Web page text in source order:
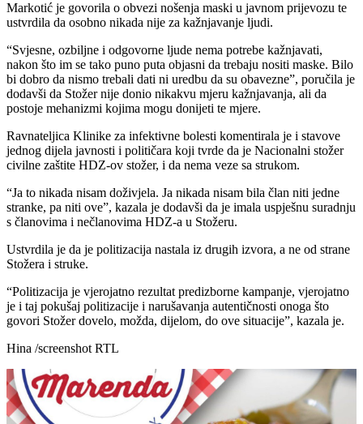
Markotić je govorila o obvezi nošenja maski u javnom prijevozu te
ustvrdila da osobno nikada nije za kažnjavanje ljudi.
“Svjesne, ozbiljne i odgovorne ljude nema potrebe kažnjavati,
nakon što im se tako puno puta objasni da trebaju nositi maske. Bilo
bi dobro da nismo trebali dati ni uredbu da su obavezne”, poručila je
dodavši da Stožer nije donio nikakvu mjeru kažnjavanja, ali da
postoje mehanizmi kojima mogu donijeti te mjere.
Ravnateljica Klinike za infektivne bolesti komentirala je i stavove
jednog dijela javnosti i političara koji tvrde da je Nacionalni stožer
civilne zaštite HDZ-ov stožer, i da nema veze sa strukom.
“Ja to nikada nisam doživjela. Ja nikada nisam bila član niti jedne
stranke, pa niti ove”, kazala je dodavši da je imala uspješnu suradnju
s članovima i nečlanovima HDZ-a u Stožeru.
Ustvrdila je da je politizacija nastala iz drugih izvora, a ne od strane
Stožera i struke.
“Politizacija je vjerojatno rezultat predizborne kampanje, vjerojatno
je i taj pokušaj politizacije i narušavanja autentičnosti onoga što
govori Stožer dovelo, možda, dijelom, do ove situacije”, kazala je.
Hina /screenshot RTL